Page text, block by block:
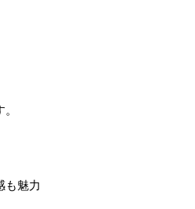
も魅力